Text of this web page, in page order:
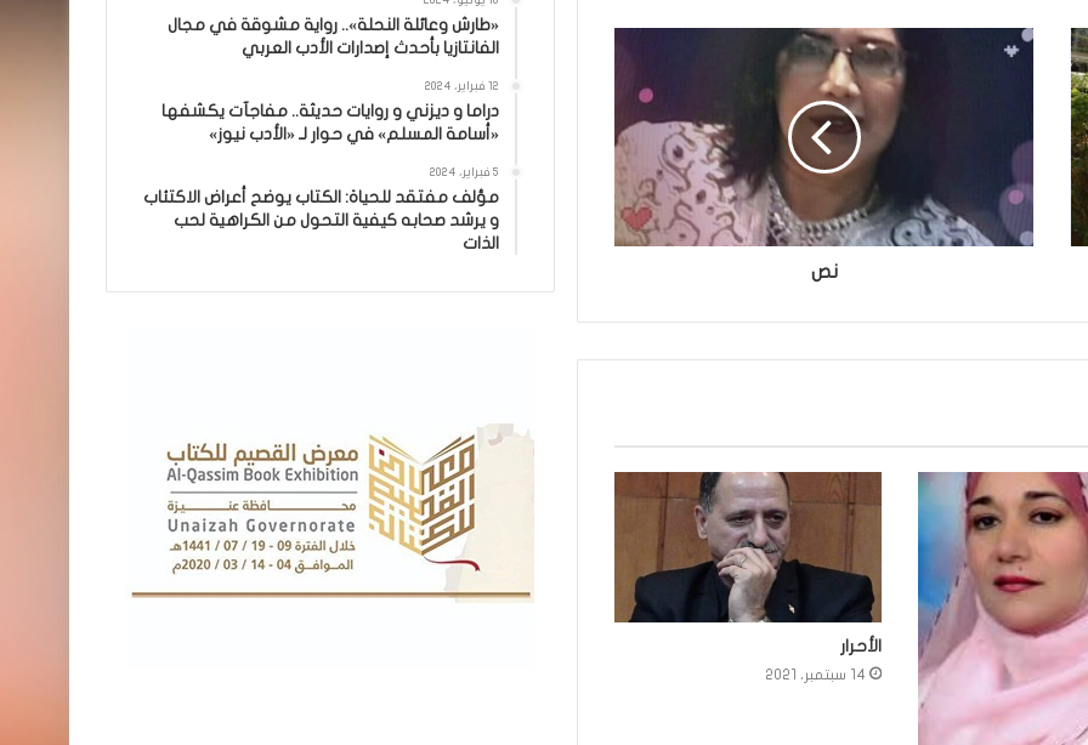
نص
الأحرار
14 سبتمبر، 2021
«طارش وعائلة النحلة».. رواية مشوقة في مجال
الفانتازيا بأحدث إصدارات الأدب العربي
12 فبراير، 2024
دراما و ديزني و روايات حديثة.. مفاجآت يكشفها
«أسامة المسلم» في حوار لـ «الأدب نيوز»
5 فبراير، 2024
مؤلف مفتقد للحياة: الكتاب يوضح أعراض الاكتئاب
و يرشد صحابه كيفية التحول من الكراهية لحب
الذات